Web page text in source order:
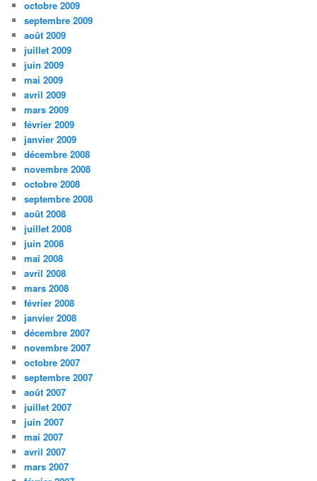
octobre 2009
septembre 2009
août 2009
juillet 2009
juin 2009
mai 2009
avril 2009
mars 2009
février 2009
janvier 2009
décembre 2008
novembre 2008
octobre 2008
septembre 2008
août 2008
juillet 2008
juin 2008
mai 2008
avril 2008
mars 2008
février 2008
janvier 2008
décembre 2007
novembre 2007
octobre 2007
septembre 2007
août 2007
juillet 2007
juin 2007
mai 2007
avril 2007
mars 2007